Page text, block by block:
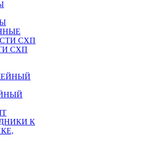
СХП